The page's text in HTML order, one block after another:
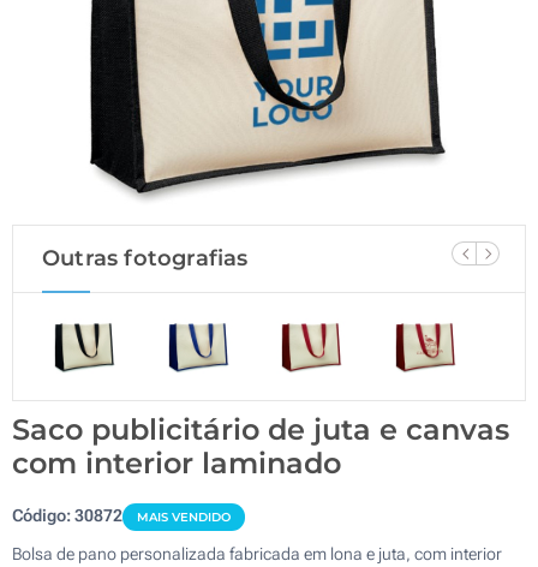
Outras fotografias
Saco publicitário de juta e canvas
com interior laminado
Código:30872 MAIS VENDIDO
Bolsa de pano personalizada fabricada em lona e juta, com interior